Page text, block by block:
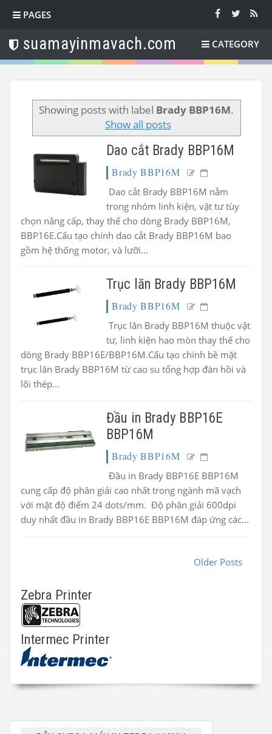
PAGES
suamayinmavach.com CATEGORY
Showing posts with label Brady BBP16M.
Show all posts
Dao cắt Brady BBP16M
Brady BBP16M
Dao cắt Brady BBP16M nằm
trong nhóm linh kiện, vật tư tùy
chọn nâng cấp, thay thế cho dòng Brady BBP16M,
BBP16E.Cấu tạo chính dao cắt Brady BBP16M bao
gồm hệ thống motor, và lưỡi...
Trục lăn Brady BBP16M
Brady BBP16M
Trục lăn Brady BBP16M thuộc vật
tư, linh kiện hao mòn thay thế cho
dòng Brady BBP16E/BBP16M.Cấu tạo chính bề mặt
trục lăn Brady BBP16M từ cao su tổng hợp đàn hồi và
lõi thép...
Đầu in Brady BBP16E
BBP16M
Brady BBP16M
Đầu in Brady BBP16E BBP16M
cung cấp độ phân giải cao nhất trong ngành mã vạch
với mật độ điểm 24 dots/mm. Độ phân giải 600dpi
duy nhất đầu in Brady BBP16E BBP16M đáp ứng các...
Older Posts
Zebra Printer
Intermec Printer